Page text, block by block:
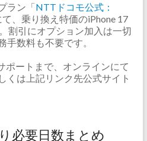
ラン「NTTドコモ公式：
て、乗り換え特価のiPhone 17
割引にオプション加入は一切
手数料も不要です。
ポートまで、オンラインにて
くは上記リンク先公式サイト
必要日数まとめ